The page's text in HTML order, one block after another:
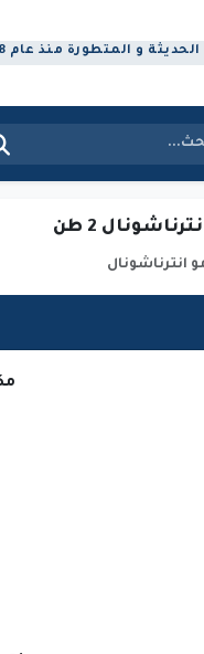
و المتطورة منذ عام 1978 م
2 طن
انترناشونال